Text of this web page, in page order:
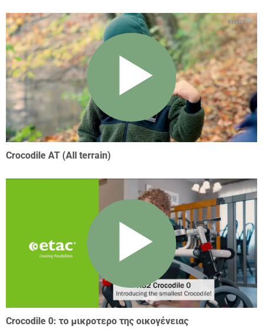
Crocodile AT (All terrain)
Crocodile 0: το μικροτερο της οικογένειας